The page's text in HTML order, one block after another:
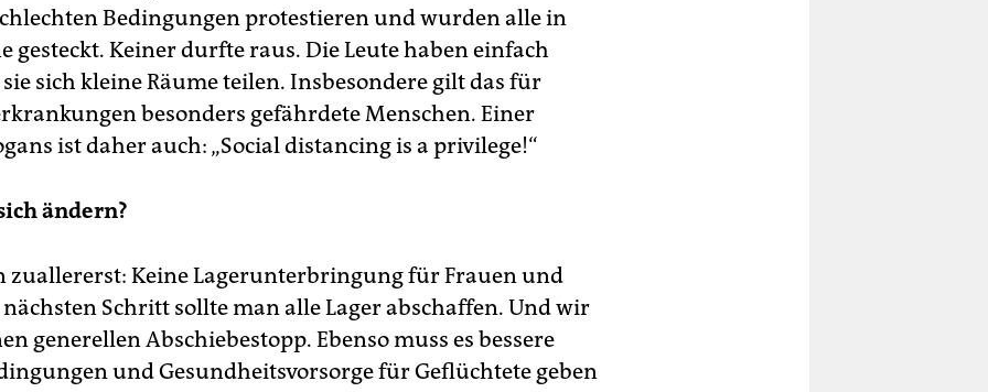
Bedingungen protestieren und wurden alle in
gesteckt. Keiner durfte raus. Die Leute haben einfach
sich kleine Räume teilen. Insbesondere gilt das für
besonders gefährdete Menschen. Einer
ist daher auch: „Social distancing is a privilege!“
ändern?
zuallererst: Keine Lagerunterbringung für Frauen und
Schritt sollte man alle Lager abschaffen. Und wir
generellen Abschiebestopp. Ebenso muss es bessere
und Gesundheitsvorsorge für Geflüchtete geben